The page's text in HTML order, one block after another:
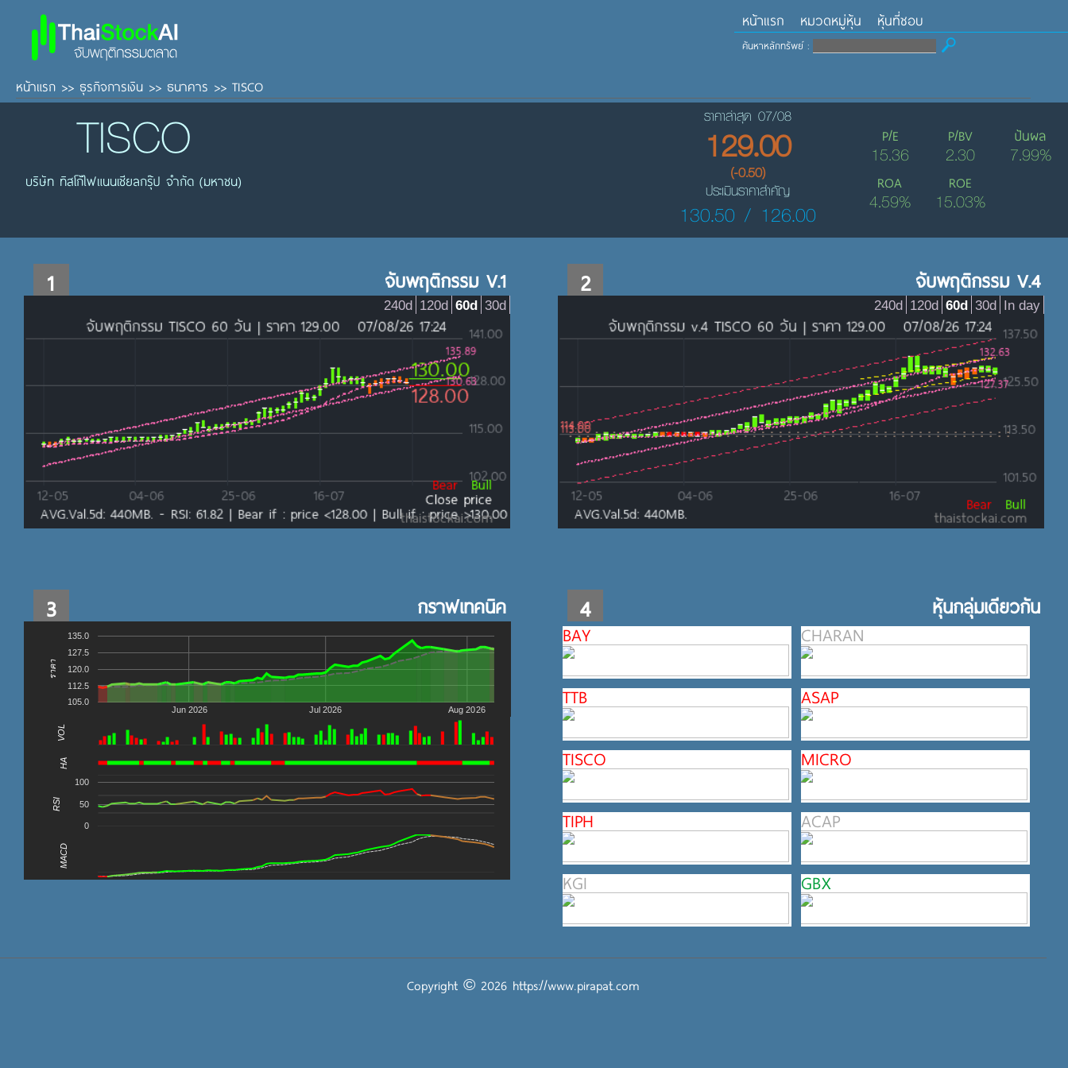
หน้าแรก หมวดหมู่หุ้น หุ้นที่ชอบ
ค้นหาหลักทรัพย์ :
หน้าแรก >> ธุรกิจการเงิน >> ธนาคาร >> TISCO
TISCO
บริษัท ทิสโก้ไฟแนนเชียลกรุ๊ป จำกัด (มหาชน)
ราคาล่าสุด 07/08
129.00
(-0.50)
ประเมินราคาสำคัญ
130.50 / 126.00
P/E
15.36
P/BV
2.30
ปันผล
7.99%
ROA
4.59%
ROE
15.03%
1 จับพฤติกรรม V.1
30d
60d
120d
240d
2 จับพฤติกรรม V.4
In day
30d
60d
120d
240d
3 กราฟเทคนิค
Jun 2026 Jul 2026 Aug 2026
105.0
112.5
120.0
127.5
135.0
ราคา
VOL
HA
0
50
100
RSI
MACD
4 หุ้นกลุ่มเดียวกัน
BAY CHARAN
TTB ASAP
TISCO MICRO
TIPH ACAP
KGI GBX
Copyright © 2026 https://www.pirapat.com